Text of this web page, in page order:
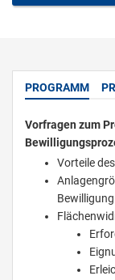
PROGRAMM
Vorfragen zum
Vorteile